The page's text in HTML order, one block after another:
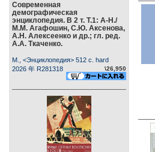
Современная
демографическая
энциклопедия. В 2 т. Т.1: А-Н./
М.М. Агафошин, С.Ю. Аксенова,
А.Н. Алексеенко и др.; гл. ред.
А.А. Ткаченко.
М., <Энциклопедия> 512 c. hard
2026 年 R281318
\26,950